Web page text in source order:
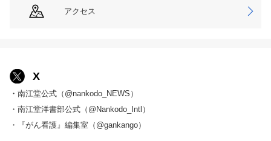
アクセス
X
・南江堂公式（@nankodo_NEWS）
・南江堂洋書部公式（@Nankodo_Intl）
・『がん看護』編集室（@gankango）